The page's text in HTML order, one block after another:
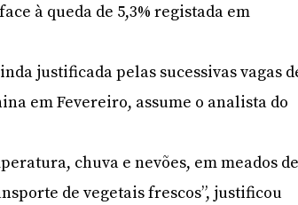
à queda de 5,3% registada em
justificada pelas sucessivas vagas
em Fevereiro, assume o analista do
chuva e nevões, em meados
de vegetais frescos”, justificou